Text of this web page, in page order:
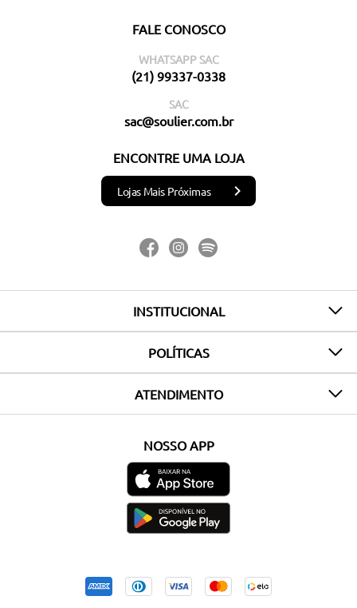
FALE CONOSCO
WHATSAPP SAC
(21) 99337-0338
SAC
sac@soulier.com.br
ENCONTRE UMA LOJA
Lojas Mais Próximas
INSTITUCIONAL
POLÍTICAS
ATENDIMENTO
NOSSO APP